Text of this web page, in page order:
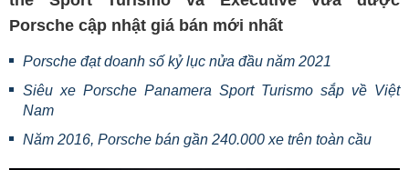
Porsche cập nhật giá bán mới nhất
Porsche đạt doanh số kỷ lục nửa đầu năm 2021
Siêu xe Porsche Panamera Sport Turismo sắp về Việt
Nam
Năm 2016, Porsche bán gần 240.000 xe trên toàn cầu